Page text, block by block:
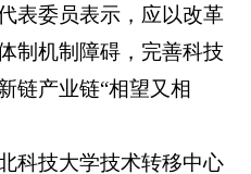
表委员表示，应以改革
制机制障碍，完善科技
链产业链“相望又相
科技大学技术转移中心